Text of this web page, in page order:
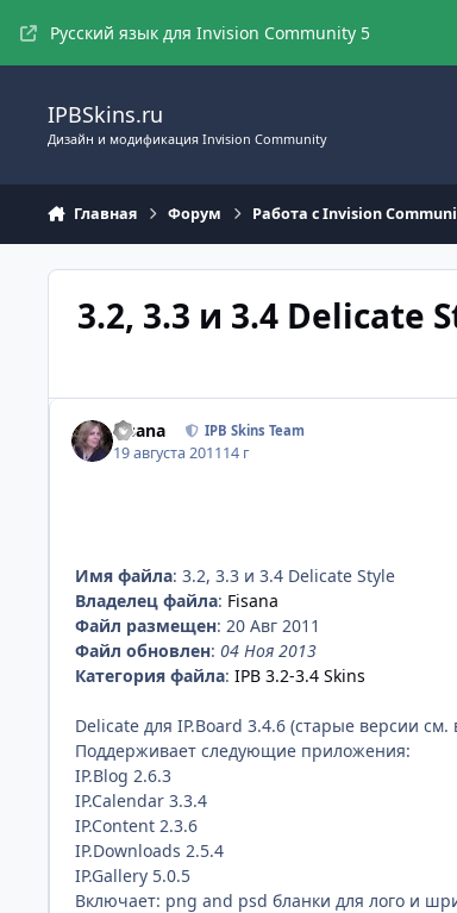
Русский язык для Invision Community 5
IPBSkins.ru
Дизайн и модификация Invision Community
Главная Форум Работа с Invision
3.2, 3.3 и 3.4 Delicate
Fisana IPB Skins Team
19 августа 201114 г
Имя файла: 3.2, 3.3 и 3.4 Delicate Style
Владелец файла: Fisana
Файл размещен: 20 Авг 2011
Файл обновлен: 04 Ноя 2013
Категория файла: IPB 3.2-3.4 Skins
Delicate для IP.Board 3.4.6 (старые версии
Поддерживает следующие приложения:
IP.Blog 2.6.3
IP.Calendar 3.3.4
IP.Content 2.3.6
IP.Downloads 2.5.4
IP.Gallery 5.0.5
Включает: png and psd бланки для лого и